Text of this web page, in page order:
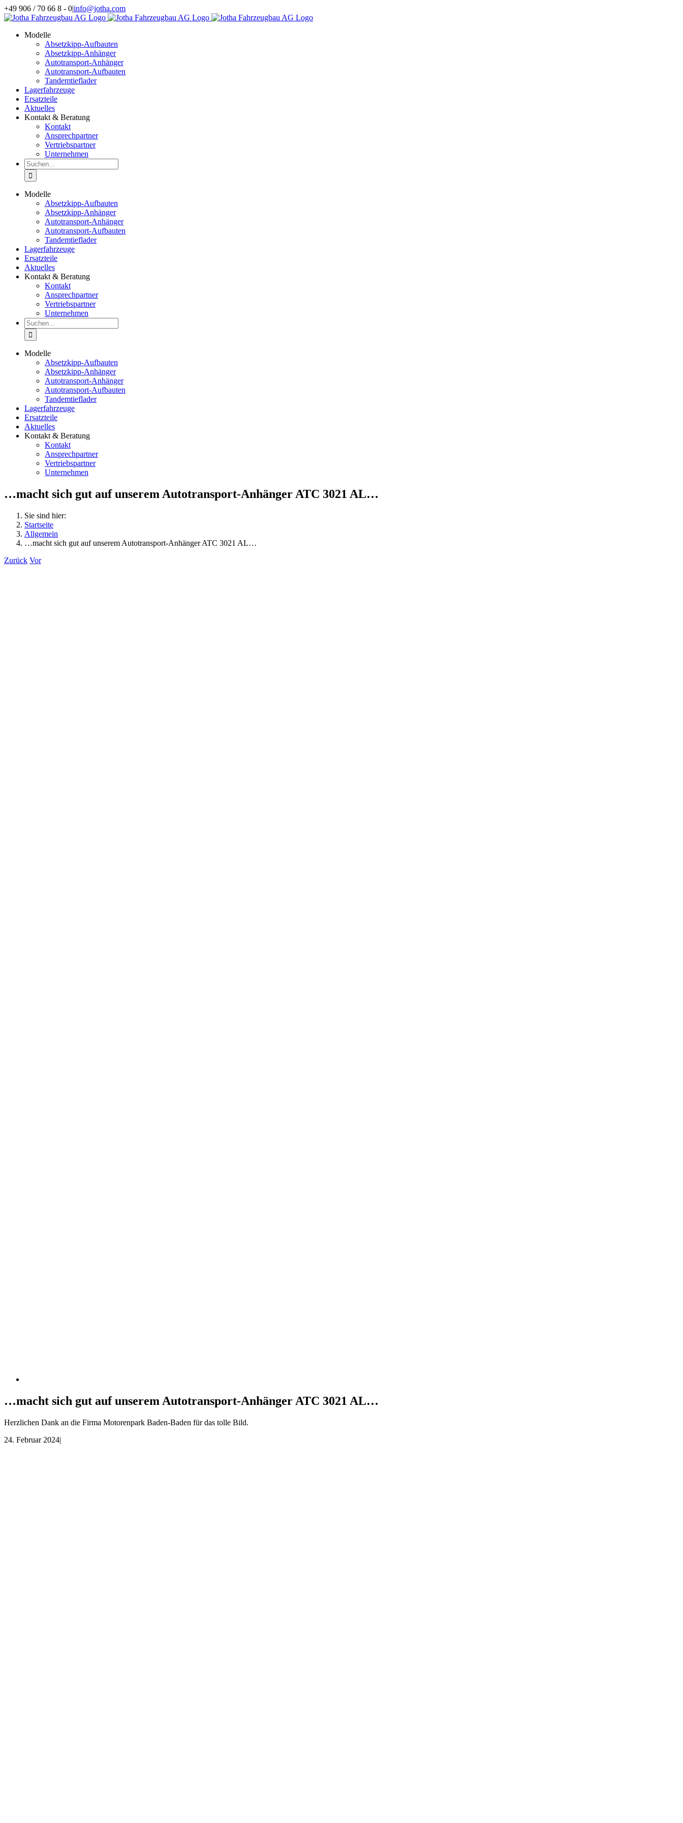
Zum
Inhalt
+49 906 / 70 66 8 - 0|info@jotha.com
Modelle
Absetzkipp-Aufbauten
Absetzkipp-Anhänger
Autotransport-Anhänger
Autotransport-Aufbauten
Tandemtieflader
Lagerfahrzeuge
Ersatzteile
Aktuelles
Kontakt & Beratung
Kontakt
Ansprechpartner
Vertriebspartner
Unternehmen
Suche
nach:
Modelle
Absetzkipp-Aufbauten
Absetzkipp-Anhänger
Autotransport-Anhänger
Autotransport-Aufbauten
Tandemtieflader
Lagerfahrzeuge
Ersatzteile
Aktuelles
Kontakt & Beratung
Kontakt
Ansprechpartner
Vertriebspartner
Unternehmen
Suche
nach:
Modelle
Absetzkipp-Aufbauten
Absetzkipp-Anhänger
Autotransport-Anhänger
Autotransport-Aufbauten
Tandemtieflader
Lagerfahrzeuge
Ersatzteile
Aktuelles
Kontakt & Beratung
Kontakt
Ansprechpartner
Vertriebspartner
Unternehmen
…macht sich gut auf unserem Autotransport-Anhänger ATC 3021 AL…
Sie sind hier:
Startseite
Allgemein
…macht sich gut auf unserem Autotransport-Anhänger ATC 3021 AL…
Zurück Vor
…macht sich gut auf unserem Autotransport-Anhänger ATC 3021 AL…
Herzlichen Dank an die Firma Motorenpark Baden-Baden für das tolle Bild.
24. Februar 2024|